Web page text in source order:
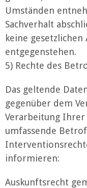
Umständen
Sachverhalt
keine
entgegenstehen.
5) Rechte des
Das geltende
gegenüber dem
Verarbeitung Ihrer
umfassende
informieren:
Auskunftsrecht